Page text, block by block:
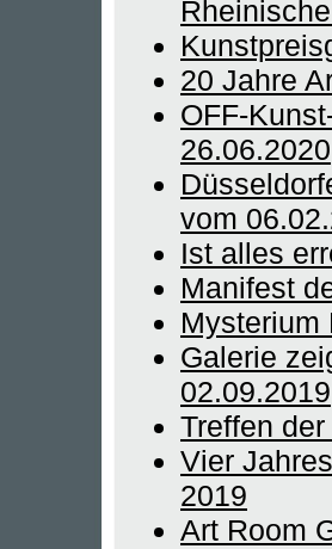
20 Jahre
OFF-
26.06.2020
vom
Ist alles
Manifest
Mysterium
Galerie
02.09.2019
Treffen
Vier
2019
Art Room